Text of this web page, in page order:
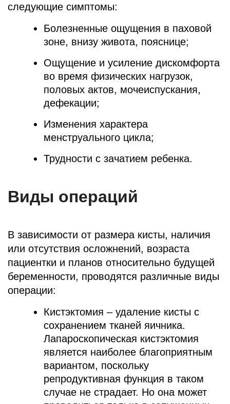
следующие симптомы:
Болезненные ощущения в паховой
зоне, внизу живота, пояснице;
Ощущение и усиление дискомфорта
во время физических нагрузок,
половых актов, мочеиспускания,
дефекации;
Изменения характера
менструального цикла;
Трудности с зачатием ребенка.
Виды операций
В зависимости от размера кисты, наличия
или отсутствия осложнений, возраста
пациентки и планов относительно будущей
беременности, проводятся различные виды
операции:
Кистэктомия – удаление кисты с
сохранением тканей яичника.
Лапароскопическая кистэктомия
является наиболее благоприятным
вариантом, поскольку
репродуктивная функция в таком
случае не страдает. Но она может